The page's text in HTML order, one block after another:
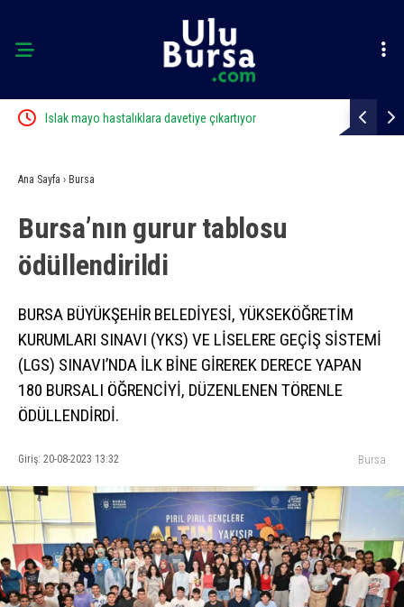
Islak mayo hastalıklara davetiye çıkartıyor Bir
Ana Sayfa › Bursa
Bursa’nın gurur tablosu
ödüllendirildi
BURSA BÜYÜKŞEHİR BELEDİYESİ, YÜKSEKÖĞRETİM
KURUMLARI SINAVI (YKS) VE LİSELERE GEÇİŞ SİSTEMİ
(LGS) SINAVI’NDA İLK BİNE GİREREK DERECE YAPAN
180 BURSALI ÖĞRENCİYİ, DÜZENLENEN TÖRENLE
ÖDÜLLENDİRDİ.
Giriş: 20-08-2023 13:32 Bursa